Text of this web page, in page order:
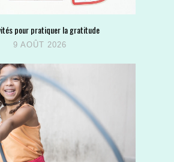
pour pratiquer la gratitude
9 AOÛT 2026